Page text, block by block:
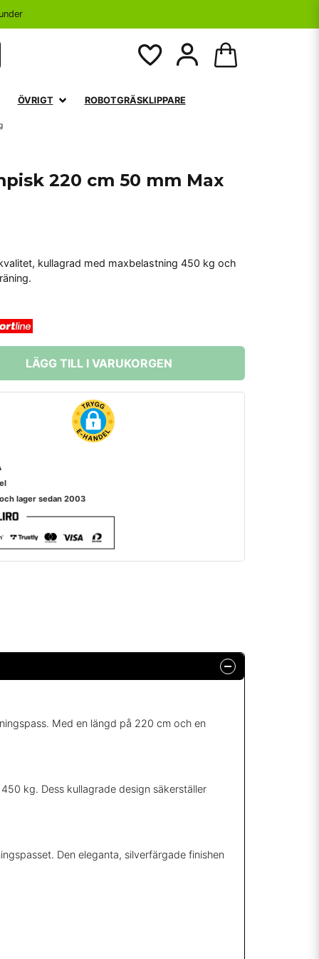
ÖVRIGT ROBOTGRÄSKLIPPARE
220 cm 50 mm Max
kullagrad med maxbelastning 450 kg och
LÄGG TILL I VARUKORGEN
lager sedan 2003
Med en längd på 220 cm och en
kg. Dess kullagrade design säkerställer
Den eleganta, silverfärgade finishen